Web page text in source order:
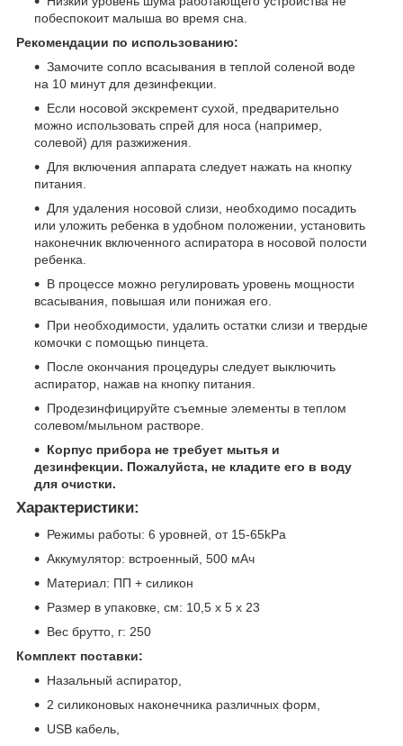
побеспокоит малыша во время сна.
Рекомендации по использованию:
Замочите сопло всасывания в теплой соленой воде
на 10 минут для дезинфекции.
Если носовой экскремент сухой, предварительно
можно использовать спрей для носа (например,
солевой) для разжижения.
Для включения аппарата следует нажать на кнопку
питания.
Для удаления носовой слизи, необходимо посадить
или уложить ребенка в удобном положении, установить
наконечник включенного аспиратора в носовой полости
ребенка.
В процессе можно регулировать уровень мощности
всасывания, повышая или понижая его.
При необходимости, удалить остатки слизи и твердые
комочки с помощью пинцета.
После окончания процедуры следует выключить
аспиратор, нажав на кнопку питания.
Продезинфицируйте съемные элементы в теплом
солевом/мыльном растворе.
Корпус прибора не требует мытья и
дезинфекции. Пожалуйста, не кладите его в воду
для очистки.
Характеристики:
Режимы работы: 6 уровней, от 15-65kPa
Аккумулятор: встроенный, 500 мАч
Материал: ПП + силикон
Размер в упаковке, см: 10,5 х 5 х 23
Вес брутто, г: 250
Комплект поставки:
Назальный аспиратор,
2 силиконовых наконечника различных форм,
USB кабель,